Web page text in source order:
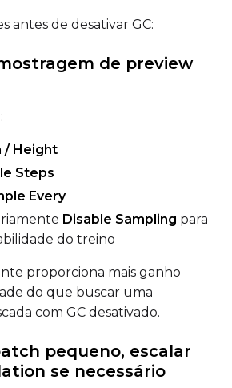
antes de desativar GC:
de preview
:
/ Height
Steps
Every
Disable Sampling para
do treino
proporciona mais ganho
do que buscar uma
com GC desativado.
pequeno, escalar
se necessário